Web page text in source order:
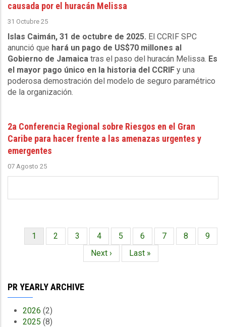
causada por el huracán Melissa
31 Octubre 25
Islas Caimán, 31 de octubre de 2025. El CCRIF SPC
anunció que hará un pago de US$70 millones al
Gobierno de Jamaica tras el paso del huracán Melissa. Es
el mayor pago único en la historia del CCRIF y una
poderosa demostración del modelo de seguro paramétrico
de la organización.
2a Conferencia Regional sobre Riesgos en el Gran
Caribe para hacer frente a las amenazas urgentes y
emergentes
07 Agosto 25
Paginación
Página
actual
1 Página
2 Página
3 Página
4 Página
5 Página
6 Página
7 Página
8
9
Siguiente
página
Next ›
Última
página
Last »
PR YEARLY ARCHIVE
2026 (2)
2025 (8)